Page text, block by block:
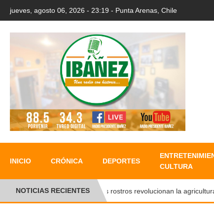
jueves, agosto 06, 2026 - 23:19 - Punta Arenas, Chile
INICIO CRÓNICA DEPORTES
CULTURA
NOTICIAS RECIENTESNuevos rostros revolucionan la agricultura